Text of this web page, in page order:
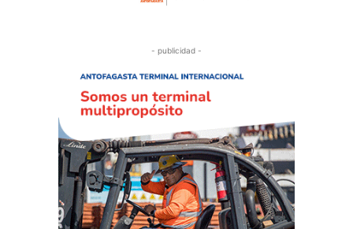
- publicidad -